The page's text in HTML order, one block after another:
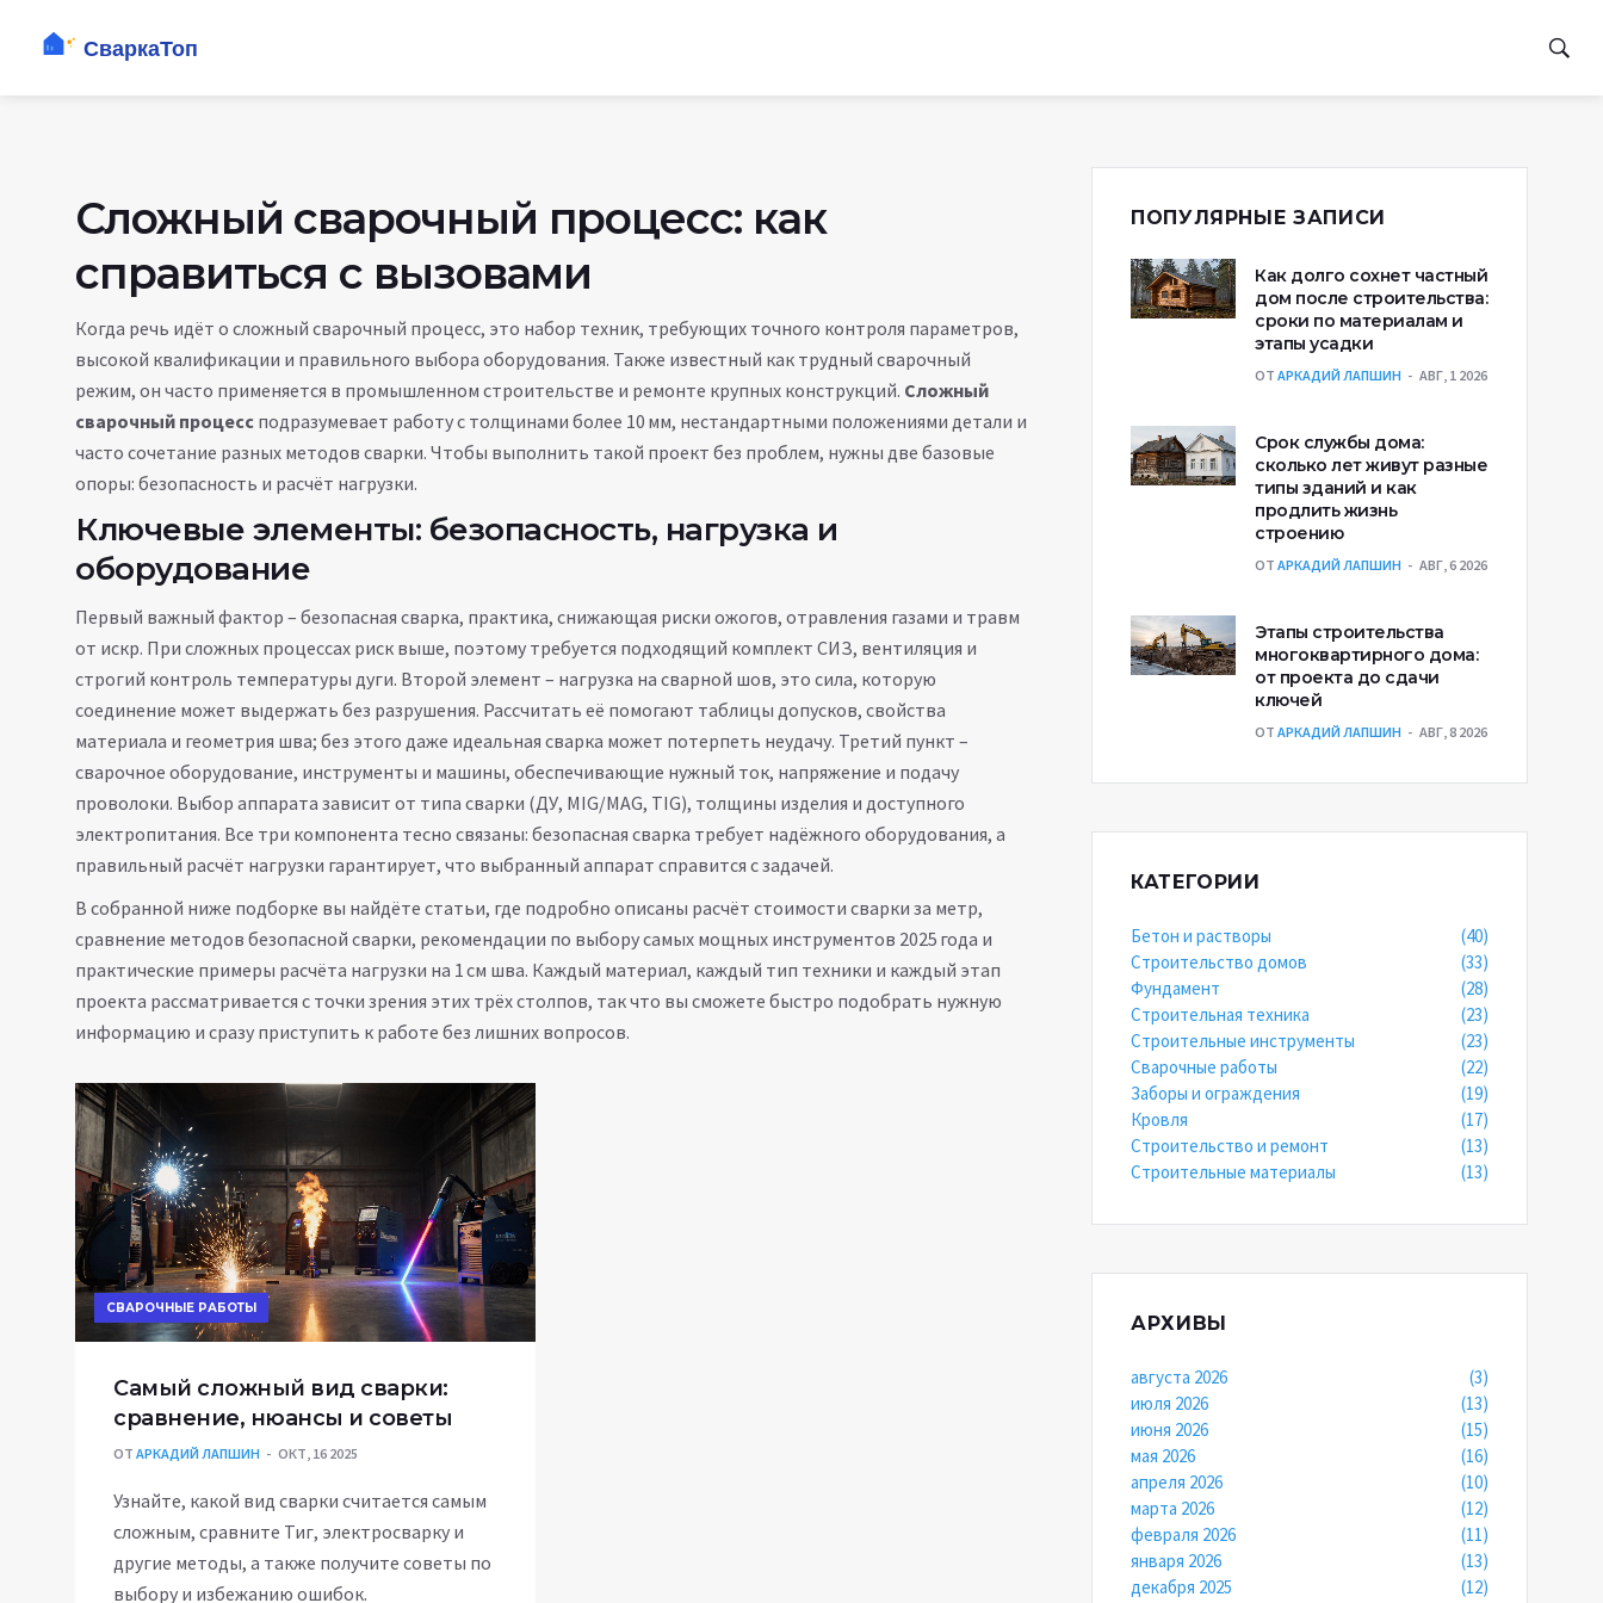
Сложный сварочный процесс: как
справиться с вызовами
Когда речь идёт о сложный сварочный процесс, это набор техник, требующих точного контроля параметров,
высокой квалификации и правильного выбора оборудования. Также известный как трудный сварочный
режим, он часто применяется в промышленном строительстве и ремонте крупных конструкций. Сложный
сварочный процесс подразумевает работу с толщинами более 10 мм, нестандартными положениями детали и
часто сочетание разных методов сварки. Чтобы выполнить такой проект без проблем, нужны две базовые
опоры: безопасность и расчёт нагрузки.
Ключевые элементы: безопасность, нагрузка и
оборудование
Первый важный фактор – безопасная сварка, практика, снижающая риски ожогов, отравления газами и травм
от искр. При сложных процессах риск выше, поэтому требуется подходящий комплект СИЗ, вентиляция и
строгий контроль температуры дуги. Второй элемент – нагрузка на сварной шов, это сила, которую
соединение может выдержать без разрушения. Рассчитать её помогают таблицы допусков, свойства
материала и геометрия шва; без этого даже идеальная сварка может потерпеть неудачу. Третий пункт –
сварочное оборудование, инструменты и машины, обеспечивающие нужный ток, напряжение и подачу
проволоки. Выбор аппарата зависит от типа сварки (ДУ, MIG/MAG, TIG), толщины изделия и доступного
электропитания. Все три компонента тесно связаны: безопасная сварка требует надёжного оборудования, а
правильный расчёт нагрузки гарантирует, что выбранный аппарат справится с задачей.
В собранной ниже подборке вы найдёте статьи, где подробно описаны расчёт стоимости сварки за метр,
сравнение методов безопасной сварки, рекомендации по выбору самых мощных инструментов 2025 года и
практические примеры расчёта нагрузки на 1 см шва. Каждый материал, каждый тип техники и каждый этап
проекта рассматривается с точки зрения этих трёх столпов, так что вы сможете быстро подобрать нужную
информацию и сразу приступить к работе без лишних вопросов.
СВАРОЧНЫЕ РАБОТЫ
Самый сложный вид сварки:
сравнение, нюансы и советы
ОТ АРКАДИЙ ЛАПШИН ОКТ, 16 2025
Узнайте, какой вид сварки считается самым
сложным, сравните Тиг, электросварку и
другие методы, а также получите советы по
выбору и избежанию ошибок.
ПОПУЛЯРНЫЕ ЗАПИСИ
Как долго сохнет частный
дом после строительства:
сроки по материалам и
этапы усадки
ОТ АРКАДИЙ ЛАПШИН АВГ, 1 2026
Срок службы дома:
сколько лет живут разные
типы зданий и как
продлить жизнь
строению
ОТ АРКАДИЙ ЛАПШИН АВГ, 6 2026
Этапы строительства
многоквартирного дома:
от проекта до сдачи
ключей
ОТ АРКАДИЙ ЛАПШИН АВГ, 8 2026
КАТЕГОРИИ
Бетон и растворы
(40)
Строительство домов
(33)
Фундамент
(28)
Строительная техника
(23)
Строительные инструменты
(23)
Сварочные работы
(22)
Заборы и ограждения
(19)
Кровля
(17)
Строительство и ремонт
(13)
Строительные материалы
(13)
АРХИВЫ
августа 2026
(3)
июля 2026
(13)
июня 2026
(15)
мая 2026
(16)
апреля 2026
(10)
марта 2026
(12)
февраля 2026
(11)
января 2026
(13)
декабря 2025
(12)